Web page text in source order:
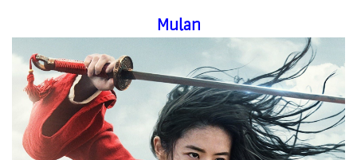
Mulan